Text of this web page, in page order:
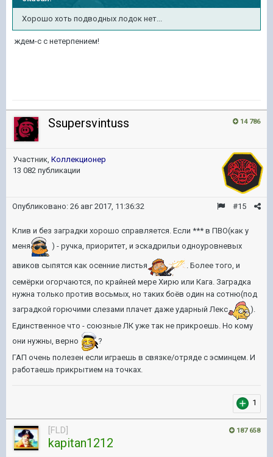
Хорошо хоть подводных лодок нет...
ждем-с с нетерпением!
14 786
Ssupersvintuss
Участник, Коллекционер
13 082 публикации
#15
Опубликовано: 26 авг 2017, 11:36:32
Клив и без заградки хорошо справляется. Если *** в ПВО(как у
меня
) - ручка, приоритет, и эскадрильи одноуровневых
авиков сыпятся как осенние листья
. Более того, и
семёрки огорчаются, по крайней мере Хирю или Кага. Заградка
нужна только против восьмых, но таких боёв один на сотню(под
заградкой горючими слезами плачет даже ударный Лекс
).
Единственное что - союзные ЛК уже так не прикроешь. Но кому
они нужны, верно
?
ГАП очень полезен если играешь в связке/отряде с эсминцем. И
работаешь прикрытием на точках.
1
187 658
[FLD]
kapitan1212